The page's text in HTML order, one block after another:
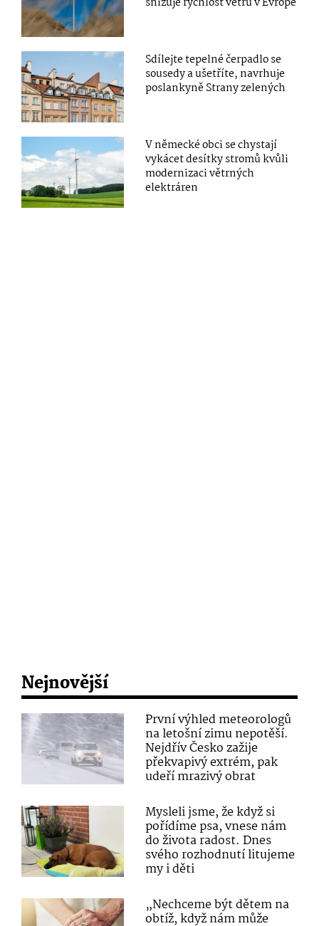
Sdílejte tepelné čerpadlo se
sousedy a ušetříte, navrhuje
poslankyně Strany zelených
V německé obci se chystají
vykácet desítky stromů kvůli
modernizaci větrných
elektráren
Nejnovější
První výhled meteorologů
na letošní zimu nepotěší.
Nejdřív Česko zažije
překvapivý extrém, pak
udeří mrazivý obrat
Mysleli jsme, že když si
pořídíme psa, vnese nám
do života radost. Dnes
svého rozhodnutí litujeme
my i děti
„Nechceme být dětem na
obtíž, když nám může